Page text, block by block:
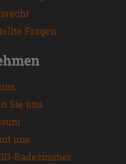
Fragen
Sie uns
uns
Badezimmer